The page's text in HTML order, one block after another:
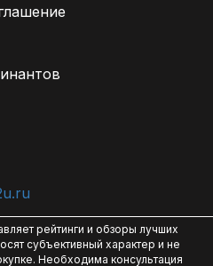
рейтинги и обзоры лучших
субъективный характер и не
Необходима консультация